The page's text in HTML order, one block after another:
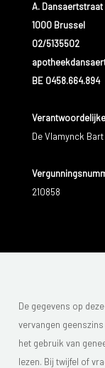
A. Dansaertstraat
1000 Brussel
02/5135502
BE 0458.664.894
De Vlamynck Bart
210858
De gegevens op
vervangen
het gebruik van
lezen. Bij twijfel of